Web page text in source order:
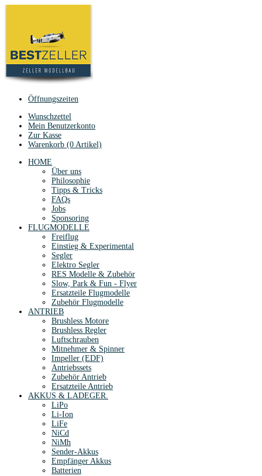
Öffnungszeiten
Wunschzettel
Mein Benutzerkonto
Zur Kasse
Warenkorb (0 Artikel)
HOME
Über uns
Philosophie
Tipps & Tricks
FAQs
Jobs
Sponsoring
FLUGMODELLE
Freiflug
Einstieg & Experimental
Segler
Elektro Segler
RES Modelle & Zubehör
Slow, Park & Fun - Flyer
Ersatzteile Flugmodelle
Zubehör Flugmodelle
ANTRIEB
Brushless Motore
Brushless Regler
Luftschrauben
Mitnehmer & Spinner
Impeller (EDF)
Antriebssets
Zubehör Antrieb
Ersatzteile Antrieb
AKKUS & LADEGER.
LiPo
Li-Ion
LiFe
NiCd
NiMh
Sender-Akkus
Empfänger Akkus
Batterien